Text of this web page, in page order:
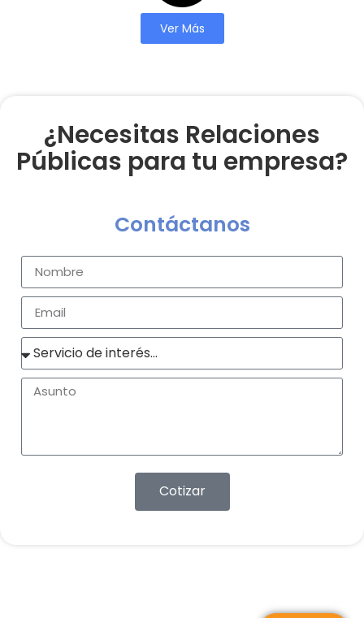
Ver Más
¿Necesitas Relaciones
Públicas para tu empresa?
Contáctanos
Cotizar